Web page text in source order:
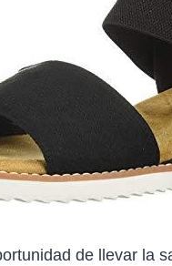
de llevar la